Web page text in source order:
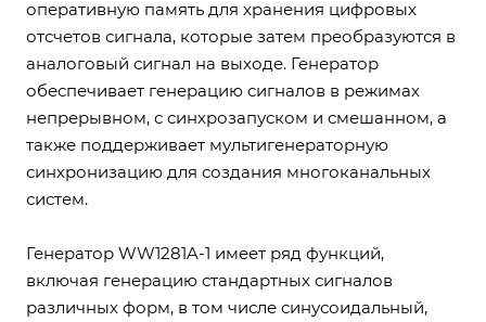
оперативную память для хранения цифровых
отсчетов сигнала, которые затем преобразуются в
аналоговый сигнал на выходе. Генератор
обеспечивает генерацию сигналов в режимах
непрерывном, с синхрозапуском и смешанном, а
также поддерживает мультигенераторную
синхронизацию для создания многоканальных
систем.
Генератор WW1281A-1 имеет ряд функций,
включая генерацию стандартных сигналов
различных форм, в том числе синусоидальный,